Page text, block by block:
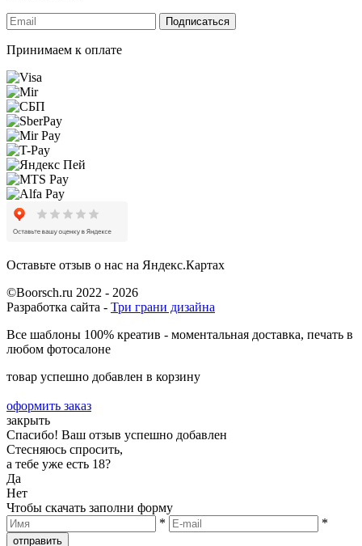
Подписаться
Принимаем к оплате
Оставьте отзыв о нас на Яндекс.Картах
©Boorsch.ru 2022 - 2026
Разработка сайта - Три грани дизайна
Все шаблоны 100% креатив - моментальная доставка, печать в
любом фотосалоне
товар успешно добавлен в корзину
оформить заказ
закрыть
Спасибо! Ваш отзыв успешно добавлен
Стесняюсь спросить,
а тебе уже есть 18?
Да
Нет
Чтобы скачать заполни форму
*
*
отправить